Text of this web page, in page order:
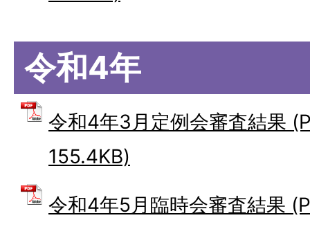
令和4年
令和4年3月定例会審査結果
155.4KB)
令和4年5月臨時会審査結果